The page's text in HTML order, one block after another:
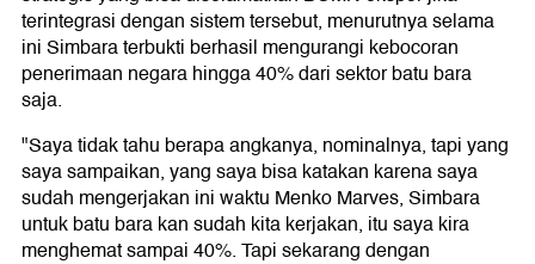
terintegrasi dengan sistem tersebut, menurutnya selama
ini Simbara terbukti berhasil mengurangi kebocoran
penerimaan negara hingga 40% dari sektor batu bara
saja.
"Saya tidak tahu berapa angkanya, nominalnya, tapi yang
saya sampaikan, yang saya bisa katakan karena saya
sudah mengerjakan ini waktu Menko Marves, Simbara
untuk batu bara kan sudah kita kerjakan, itu saya kira
menghemat sampai 40%. Tapi sekarang dengan